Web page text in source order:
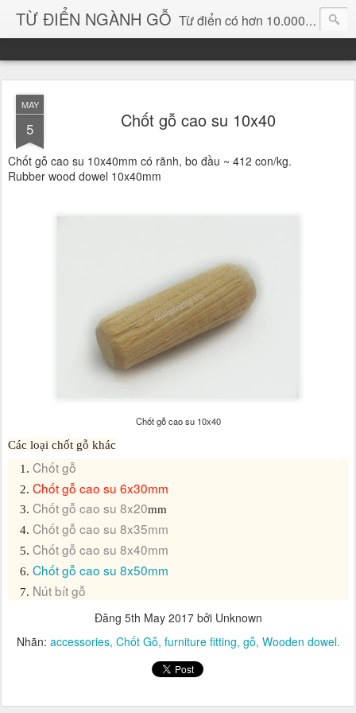
TỪ ĐIỂN NGÀNH GỖ Từ điển có hơn 10.000 từ chuyên ngành gỗ và hình ảnh, video, phần mềm chuyên ngành gỗ. chuyên dùng tìm kiếm, thông tin, vật liệu mới, sản phẩm, ý tưởng, thiết kế, sản xuất, thương mại ngành gỗ...
MAY
5 Chốt gỗ cao su 10x40
Chốt gỗ cao su 10x40mm có rãnh, bo đầu ~ 412 con/kg.
Rubber wood dowel 10x40mm
Chốt gỗ cao su 10x40
Các loại chốt gỗ khác
Chốt gỗ
Chốt gỗ cao su 6x30mm
Chốt gỗ cao su 8x20mm
Chốt gỗ cao su 8x35mm
Chốt gỗ cao su 8x40mm
Chốt gỗ cao su 8x50mm
Nút bít gỗ
Đăng 5th May 2017bởi Unknown
Nhãn: accessories Chốt Gỗ furniture fitting gỗ Wooden dowel.